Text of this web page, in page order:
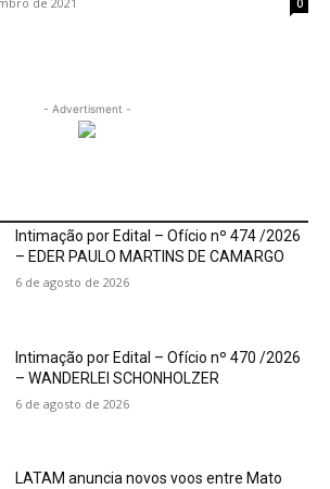
0
- Advertisment -
Intimação por Edital – Ofício nº 474 /2026
– EDER PAULO MARTINS DE CAMARGO
6 de agosto de 2026
Intimação por Edital – Ofício nº 470 /2026
– WANDERLEI SCHONHOLZER
6 de agosto de 2026
LATAM anuncia novos voos entre Mato